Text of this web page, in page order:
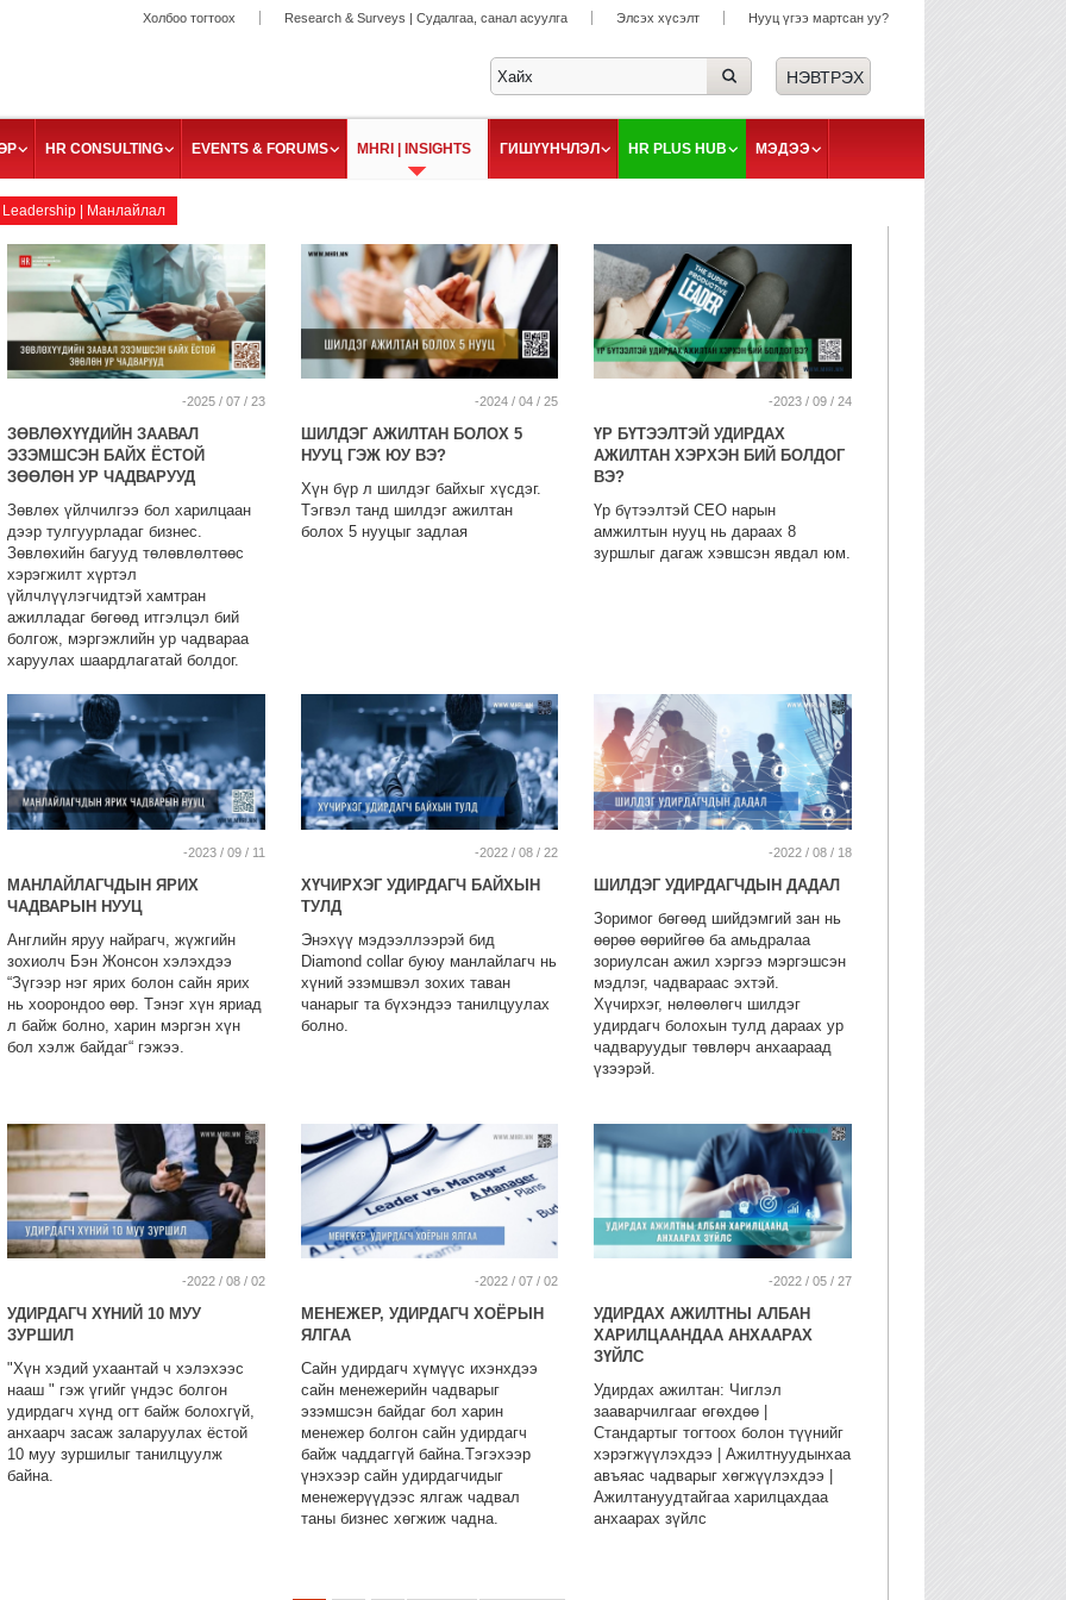
Холбоо тогтоох Research & Surveys | Судалгаа, санал асуулга Элсэх хүсэлт Нууц үгээ мартсан уу?
HR CONSULTING EVENTS & FORUMS MHRI | INSIGHTS ГИШҮҮНЧЛЭЛ HR PLUS HUB МЭДЭЭ
Leadership | Манлайлал
-2025 / 07 / 23
ЗӨВЛӨХҮҮДИЙН ЗААВАЛ
ЭЗЭМШСЭН БАЙХ ЁСТОЙ
ЗӨӨЛӨН УР ЧАДВАРУУД
Зөвлөх үйлчилгээ бол харилцаан
дээр тулгуурладаг бизнес.
Зөвлөхийн багууд төлөвлөлтөөс
хэрэгжилт хүртэл
үйлчлүүлэгчидтэй хамтран
ажилладаг бөгөөд итгэлцэл бий
болгож, мэргэжлийн ур чадвараа
харуулах шаардлагатай болдог.
-2024 / 04 / 25
ШИЛДЭГ АЖИЛТАН БОЛОХ 5
НУУЦ ГЭЖ ЮУ ВЭ?
Хүн бүр л шилдэг байхыг хүсдэг.
Тэгвэл танд шилдэг ажилтан
болох 5 нууцыг задлая
-2023 / 09 / 24
ҮР БҮТЭЭЛТЭЙ УДИРДАХ
АЖИЛТАН ХЭРХЭН БИЙ БОЛДОГ
ВЭ?
Үр бүтээлтэй СЕО нарын
амжилтын нууц нь дараах 8
зуршлыг дагаж хэвшсэн явдал юм.
-2023 / 09 / 11
МАНЛАЙЛАГЧДЫН ЯРИХ
ЧАДВАРЫН НУУЦ
Английн яруу найрагч, жүжгийн
зохиолч Бэн Жонсон хэлэхдээ
“Зүгээр нэг ярих болон сайн ярих
нь хоорондоо өөр. Тэнэг хүн яриад
л байж болно, харин мэргэн хүн
бол хэлж байдаг“ гэжээ.
-2022 / 08 / 22
ХҮЧИРХЭГ УДИРДАГЧ БАЙХЫН
ТУЛД
Энэхүү мэдээллээрэй бид
Diamond collar буюу манлайлагч нь
хүний эзэмшвэл зохих таван
чанарыг та бүхэндээ танилцуулах
болно.
-2022 / 08 / 18
ШИЛДЭГ УДИРДАГЧДЫН ДАДАЛ
Зоримог бөгөөд шийдэмгий зан нь
өөрөө өөрийгөө ба амьдралаа
зориулсан ажил хэргээ мэргэшсэн
мэдлэг, чадвараас эхтэй.
Хүчирхэг, нөлөөлөгч шилдэг
удирдагч болохын тулд дараах ур
чадваруудыг төвлөрч анхаараад
үзээрэй.
-2022 / 08 / 02
УДИРДАГЧ ХҮНИЙ 10 МУУ
ЗУРШИЛ
"Хүн хэдий ухаантай ч хэлэхээс
нааш " гэж үгийг үндэс болгон
удирдагч хүнд огт байж болохгүй,
анхаарч засаж заларуулах ёстой
10 муу зуршилыг танилцуулж
байна.
-2022 / 07 / 02
МЕНЕЖЕР, УДИРДАГЧ ХОЁРЫН
ЯЛГАА
Сайн удирдагч хүмүүс ихэнхдээ
сайн менежерийн чадварыг
эзэмшсэн байдаг бол харин
менежер болгон сайн удирдагч
байж чаддаггүй байна.Тэгэхээр
үнэхээр сайн удирдагчидыг
менежерүүдээс ялгаж чадвал
таны бизнес хөгжиж чадна.
-2022 / 05 / 27
УДИРДАХ АЖИЛТНЫ АЛБАН
ХАРИЛЦААНДАА АНХААРАХ
ЗҮЙЛС
Удирдах ажилтан: Чиглэл
зааварчилгааг өгөхдөө |
Стандартыг тогтоох болон түүнийг
хэрэгжүүлэхдээ | Ажилтнуудынхаа
авъяас чадварыг хөгжүүлэхдээ |
Ажилтануудтайгаа харилцахдаа
анхаарах зүйлс